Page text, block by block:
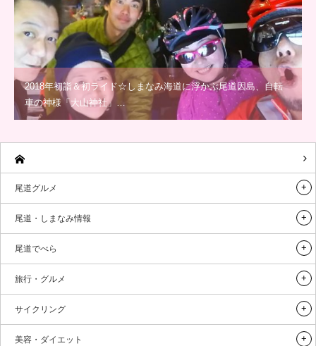
2018年初詣＆初ライド☆しまなみ海道に浮かぶ尾道因島、自転
車の神様「大山神社」…
尾道グルメ
尾道・しまなみ情報
尾道でべら
旅行・グルメ
サイクリング
美容・ダイエット